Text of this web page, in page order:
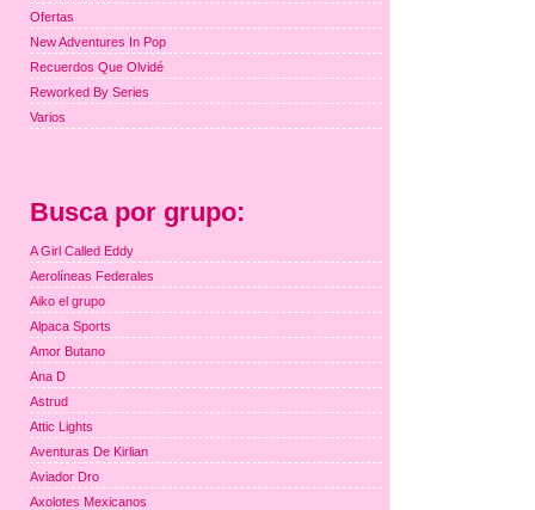
Ofertas
New Adventures In Pop
Recuerdos Que Olvidé
Reworked By Series
Varios
Busca por grupo:
A Girl Called Eddy
Aerolíneas Federales
Aiko el grupo
Alpaca Sports
Amor Butano
Ana D
Astrud
Attic Lights
Aventuras De Kirlian
Aviador Dro
Axolotes Mexicanos